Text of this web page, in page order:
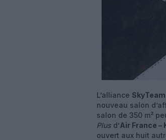
L’alliance SkyTeam
nouveau salon
salon de 350 m²
Plus d’Air France –
ouvert aux huit